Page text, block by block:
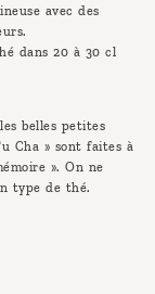
avec des
dans 20 à 30 cl
les belles petites
Cha » sont faites à
». On ne
type de thé.